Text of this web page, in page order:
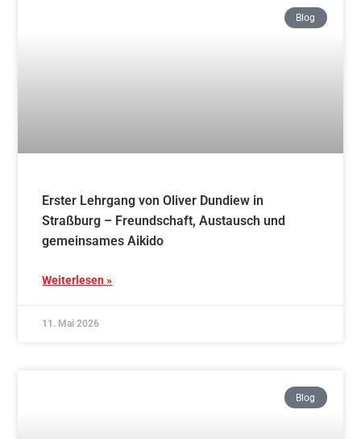
Blog
Erster Lehrgang von Oliver Dundiew in
Straßburg – Freundschaft, Austausch und
gemeinsames Aikido
Weiterlesen »
11. Mai 2026
Blog